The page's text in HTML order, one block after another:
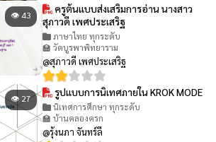
👁 43
ครูต้นแบบส่งเสริมการอ่าน นางสาว
สุภาวดี เพศประเสริฐ
ภาษาไทย ทุกระดับ
🏫 วัดบูรพาพิทยาราม
@สุภาวดี เพศประเสริฐ
👁 27 รูปแบบการนิเทศภายใน KROK MODE
นิเทศการศึกษา ทุกระดับ
🏫 บ้านคลองครก
@รุ้งนภา จันทร์ลี